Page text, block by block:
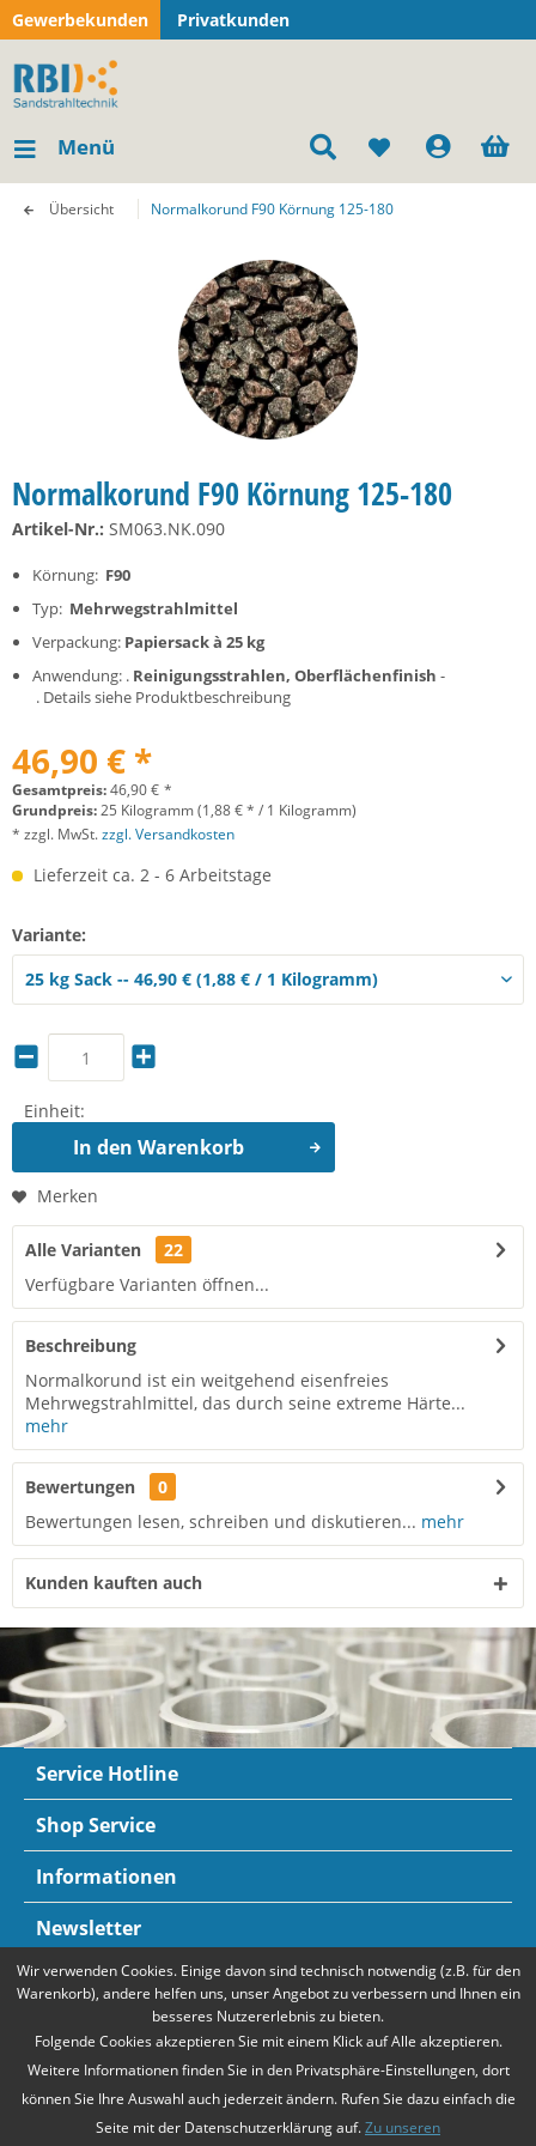
Gewerbekunden Privatkunden
Menü
Übersicht Normalkorund F90 Körnung 125-180
Normalkorund F90 Körnung 125-180
Artikel-Nr.: SM063.NK.090
Körnung: F90
Typ: Mehrwegstrahlmittel
Verpackung: Papiersack à 25 kg
Anwendung: . Reinigungsstrahlen, Oberflächenfinish -
. Details siehe Produktbeschreibung
46,90 € *
Gesamtpreis:46,90€ *
Grundpreis:25 Kilogramm (1,88 € * / 1 Kilogramm)
* zzgl. MwSt.zzgl. Versandkosten
Lieferzeit ca. 2 - 6 Arbeitstage
Variante:
Einheit:
In den Warenkorb
Merken
Alle Varianten
22
Verfügbare Varianten öffnen...
Beschreibung
Normalkorund ist ein weitgehend eisenfreies
Mehrwegstrahlmittel, das durch seine extreme Härte...
mehr
Bewertungen
0
Bewertungen lesen, schreiben und diskutieren... mehr
Kunden kauften auch
Service Hotline
Shop Service
Informationen
Newsletter
Zahlungsarten Mehr Informationen
Wir verwenden Cookies. Einige davon sind technisch notwendig (z.B. für den
Warenkorb), andere helfen uns, unser Angebot zu verbessern und Ihnen ein
besseres Nutzererlebnis zu bieten.
Folgende Cookies akzeptieren Sie mit einem Klick auf Alle akzeptieren.
Weitere Informationen finden Sie in den Privatsphäre-Einstellungen, dort
können Sie Ihre Auswahl auch jederzeit ändern. Rufen Sie dazu einfach die
Seite mit der Datenschutzerklärung auf.Zu unseren